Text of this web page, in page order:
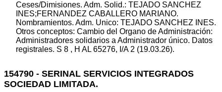
Ceses/Dimisiones. Adm. Solid.: TEJADO SANCHEZ
INES;FERNANDEZ CABALLERO MARIANO.
Nombramientos. Adm. Unico: TEJADO SANCHEZ INES.
Otros conceptos: Cambio del Organo de Administración:
Administradores solidarios a Administrador único. Datos
registrales. S 8 , H AL 65276, I/A 2 (19.03.26).
154790 - SERINAL SERVICIOS INTEGRADOS
SOCIEDAD LIMITADA.